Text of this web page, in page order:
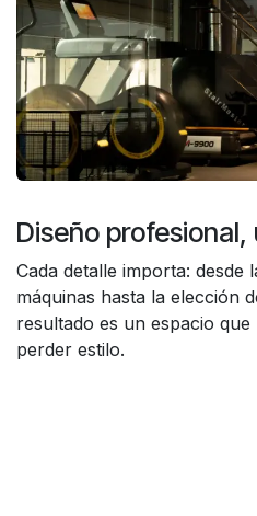
Diseño profesional,
Cada detalle importa: desde
máquinas hasta la elección
resultado es un espacio
perder estilo.